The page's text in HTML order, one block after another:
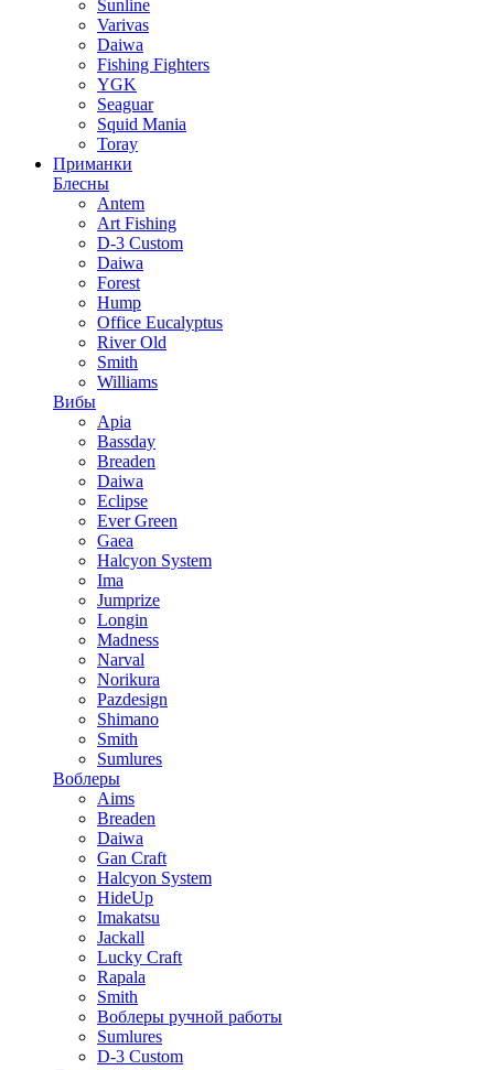
Sunline
Varivas
Daiwa
Fishing Fighters
YGK
Seaguar
Squid Mania
Toray
Приманки
Блесны
Antem
Art Fishing
D-3 Custom
Daiwa
Forest
Hump
Office Eucalyptus
River Old
Smith
Williams
Вибы
Apia
Bassday
Breaden
Daiwa
Eclipse
Ever Green
Gaea
Halcyon System
Ima
Jumprize
Longin
Madness
Narval
Norikura
Pazdesign
Shimano
Smith
Sumlures
Воблеры
Aims
Breaden
Daiwa
Gan Craft
Halcyon System
HideUp
Imakatsu
Jackall
Lucky Craft
Rapala
Smith
Воблеры ручной работы
Sumlures
D-3 Custom